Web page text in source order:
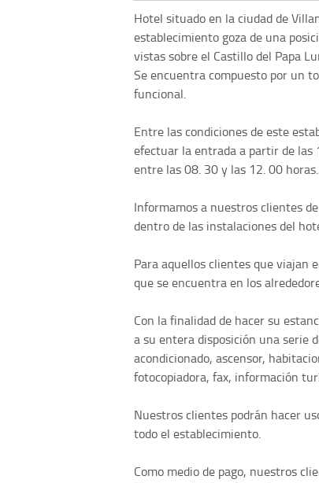
Hotel situado en la ciudad de
establecimiento goza de una
vistas sobre el Castillo del Papa
Se encuentra compuesto por un
funcional.
Entre las condiciones de este
efectuar la entrada a partir de las
entre las 08. 30 y las 12. 00 horas.
Informamos a nuestros clientes
dentro de las instalaciones del
Para aquellos clientes que viajan
que se encuentra en los
Con la finalidad de hacer su
a su entera disposición una serie
acondicionado, ascensor,
fotocopiadora, fax, información
Nuestros clientes podrán hacer
todo el establecimiento.
Como medio de pago, nuestros